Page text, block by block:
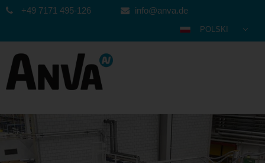
+49 7171 495-126 info@anva.de
POLSKI
ITALIANO
عربي
한국어